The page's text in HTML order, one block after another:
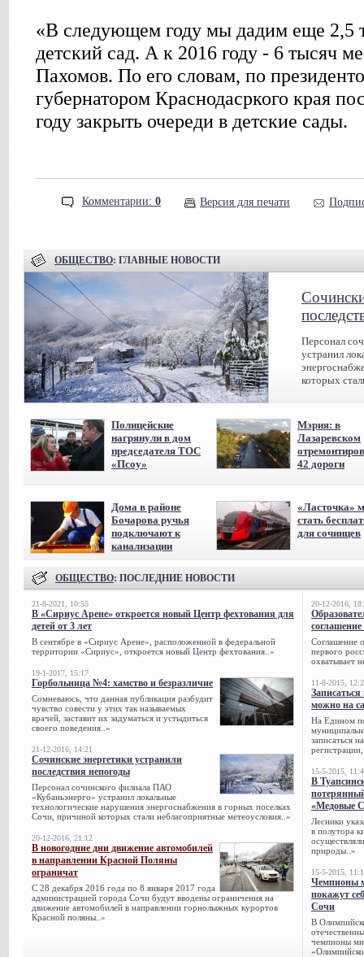
«В следующем году мы дадим еще 2,5
детский сад. А к 2016 году - 6 тысяч
Пахомов. По его словам, по
губернатором Краснодасркого края
году закрыть очереди в детские сады.
Комментарии: 0 Версия для печати
ОБЩЕСТВО: ГЛАВНЫЕ НОВОСТИ
Персонал
устранил
которых
Полицейские
нагрянули в дом
председателя ТОС
«Псоу»
Мэрия: в
Лазаревском
42 дороги
Дома в районе
Бочарова ручья
подключают к
канализации
«Ласточка»
стать
для сочинцев
ОБЩЕСТВО: ПОСЛЕДНИЕ НОВОСТИ
21-8-2021, 10:55
В «Сириус Арене» откроется новый Центр фехтования для
детей от 3 лет
В сентябре в «Сириус Арене», расположенной в федеральной
территории «Сириус», откроется новый Центр фехтования..»
19-1-2017, 15:17
Горбольница №4: хамство и безразличие
Сомневаюсь, что данная публикация разбудит
чувство совести у этих так называемых
врачей, заставит их задуматься и устыдиться
своего поведения..»
21-12-2016, 14:21
Сочинские энергетики устранили
последствия непогоды
Персонал сочинского филиала ПАО
«Кубаньэнерго» устранил локальные
технологические нарушения энергоснабжения в горных поселках
Сочи, при­чиной которых стали неблагоприятные метеоусловия..»
20-12-2016, 21:12
В новогодние дни движение автомобилей
в направлении Красной Поляны
ограничат
С 28 декабря 2016 года по 8 января 2017 года
администрацией города Сочи будут вводены ограничения на
движение автомобилей в направлении горнолыжных курортов
Красной поляны..»
20-12-2016,
соглашение
Соглашение
первого
охватывает
11-8-2015,
Записаться
можно на
На Едином
записаться
15-5-2015,
В
«Медовые
Лесники
в полутора
природы..»
15-5-2015,
Чемпионы
покажут
Сочи
В
чемпионы